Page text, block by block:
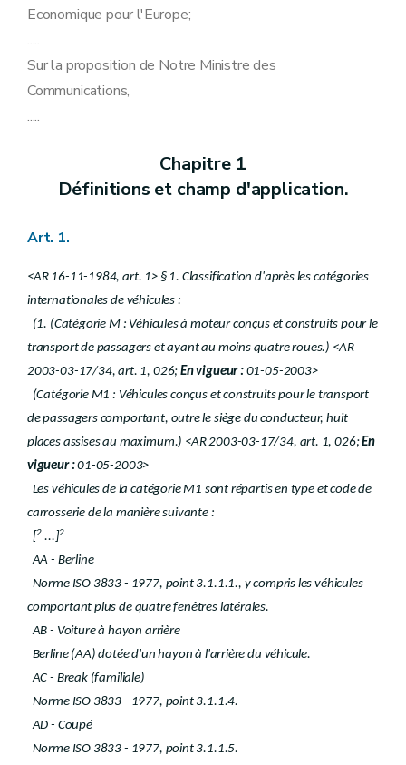
Art. 57
Art. 60
Art. 61
Art. 67
Art. 69
Art. 70bis
Art. 71
Art. 73
Art. 74
Art. 75
Art. 76
Chapitre 8 Dispositions spéciales.
Art. 77bis
Art. 78
Art. 78bis
Chapitre 9 Mise en vigueur et dispositions finales.
Art. 79
Art. 81
Art. 82
Annexe 1
Annexe 3
Annexe 4
Annexe 5
Annexe 6
Annexe 7
Annexe 8
Annexe 9
Annexe 10
Annexe 11
Annexe 12
Economique pour l'Europe;
.....
Sur la proposition de Notre Ministre des
Communications,
.....
Chapitre 1
Définitions et champ d'application.
Art. 1.
<AR 16-11-1984, art. 1> § 1. Classification d'après les catégories
internationales de véhicules :
(1. (Catégorie M : Véhicules à moteur conçus et construits pour le
transport de passagers et ayant au moins quatre roues.) <AR
2003-03-17/34, art. 1, 026; En vigueur : 01-05-2003>
(Catégorie M1 : Véhicules conçus et construits pour le transport
de passagers comportant, outre le siège du conducteur, huit
places assises au maximum.) <AR 2003-03-17/34, art. 1, 026;En
vigueur :01-05-2003>
Les véhicules de la catégorie M1 sont répartis en type et code de
carrosserie de la manière suivante :
[2 ...]2
AA - Berline
Norme ISO 3833 - 1977, point 3.1.1.1., y compris les véhicules
comportant plus de quatre fenêtres latérales.
AB - Voiture à hayon arrière
Berline (AA) dotée d'un hayon à l'arrière du véhicule.
AC - Break (familiale)
Norme ISO 3833 - 1977, point 3.1.1.4.
AD - Coupé
Norme ISO 3833 - 1977, point 3.1.1.5.